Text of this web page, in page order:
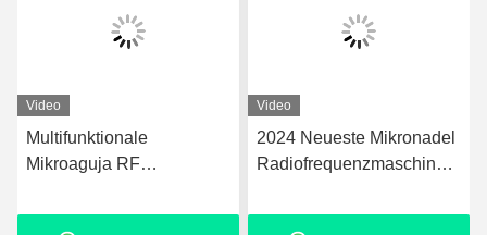
Video
2024 Neueste Mikronadel
Radiofrequenzmaschine
Fraktionsmikronadel Anti-
Fractional Microneedle
RF-Maschine 25pins /
von Faltenentfernung